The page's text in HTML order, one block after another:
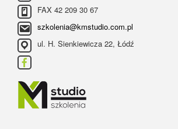
FAX 42 209 30 67
szkolenia@kmstudio.com.pl
ul. H. Sienkiewicza 22, Łódź